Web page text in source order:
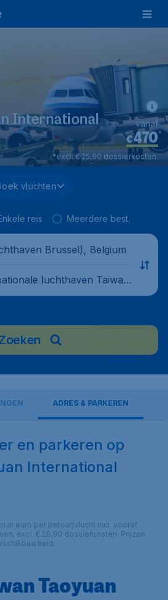
International
€470*
vanaf
*excl. € 25,90 dossierkosten.
vluchten
reis Meerdere best.
Brussel), Belgium
luchthaven Taiwan
ADRES & PARKEREN
en parkeren op
International
in euro per (retour)vlucht incl. vooraf
excl. € 29,90 dossierkosten. Prijzen
Taoyuan